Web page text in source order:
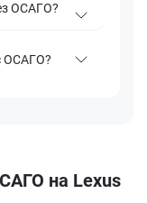
ОСАГО?
ОСАГО?
на Lexus